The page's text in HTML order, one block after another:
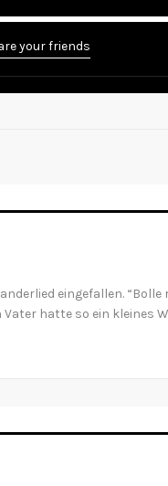
your friends
eingefallen. “Bolle
hatte so ein kleines